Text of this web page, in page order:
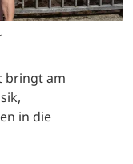
bringt am
in die